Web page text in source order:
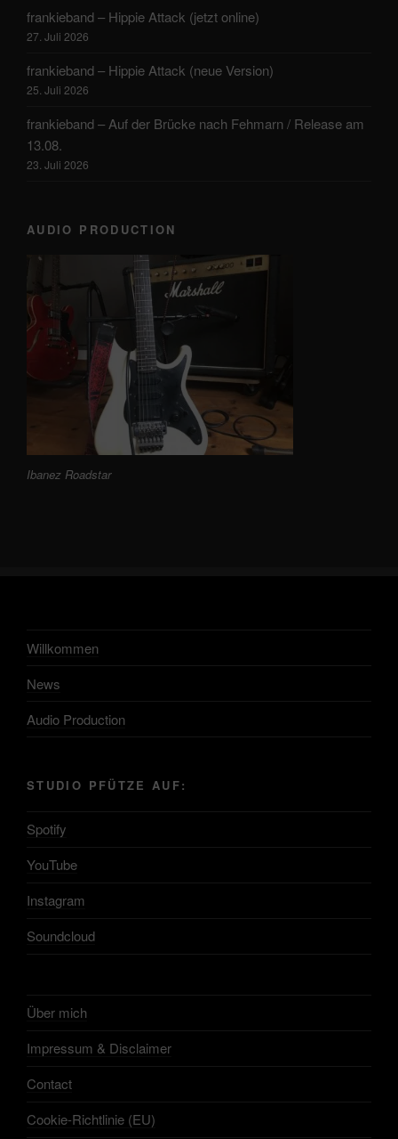
frankieband – Hippie Attack (jetzt online)
27. Juli 2026
frankieband – Hippie Attack (neue Version)
25. Juli 2026
frankieband – Auf der Brücke nach Fehmarn / Release am
13.08.
23. Juli 2026
AUDIO PRODUCTION
Ibanez Roadstar
Willkommen
News
Audio Production
STUDIO PFÜTZE AUF:
Spotify
YouTube
Instagram
Soundcloud
Über mich
Impressum & Disclaimer
Contact
Cookie-Richtlinie (EU)